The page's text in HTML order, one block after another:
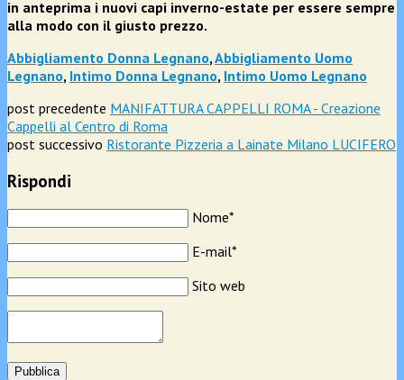
in anteprima i nuovi capi inverno-estate per essere sempre
alla modo con il giusto prezzo.
Abbigliamento Donna Legnano,Abbigliamento Uomo
Legnano, Intimo Donna Legnano, Intimo Uomo Legnano
post precedente MANIFATTURA CAPPELLI ROMA - Creazione
Cappelli al Centro di Roma
post successivo Ristorante Pizzeria a Lainate Milano LUCIFERO
Rispondi
Nome*
E-mail*
Sito web
Pubblica